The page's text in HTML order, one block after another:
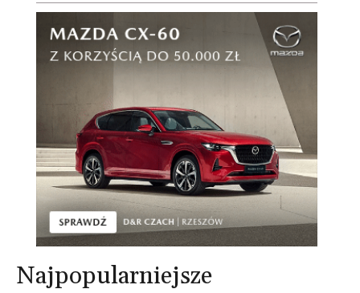
Najpopularniejsze